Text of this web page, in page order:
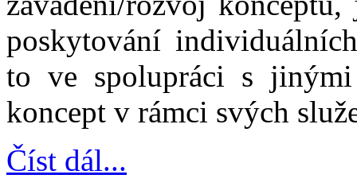
poskytování
to ve spolupráci s
koncept v rámci svých
Číst dál...